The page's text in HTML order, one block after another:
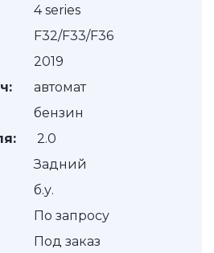
4 series
F32/F33/F36
2019
автомат
бензин
2.0
Задний
б.у.
По запросу
Под заказ